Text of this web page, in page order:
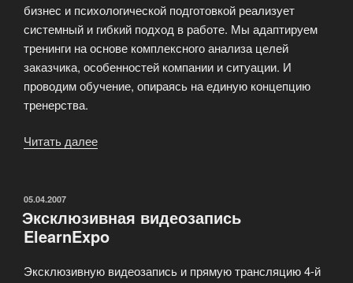
бизнес и психологической подготовкой реализует
системный и гибкий подход в работе. Мы адаптируем
тренинги на основе комплексного анализа целей
заказчика, особенностей компании и ситуации. И
проводим обучение, опираясь на единую концепцию
тренерства.
Читать далее
ОПУБЛИКОВАНО
05.04.2007
Эксклюзивная видеозапись
ElearnExpo
Эксклюзивную видеозапись и прямую трансляцию 4-й